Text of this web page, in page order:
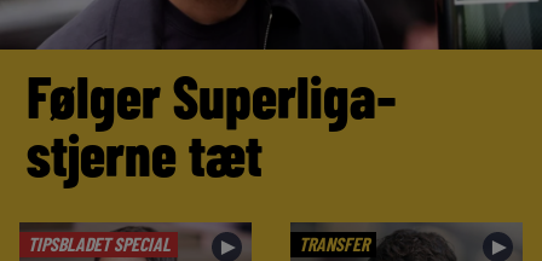
Følger Superliga-
stjerne tæt
TIPSBLADET SPECIAL ► TRANSFER ►